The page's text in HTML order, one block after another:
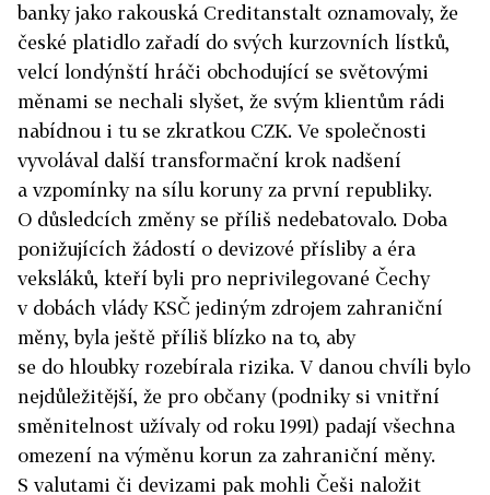
banky jako rakouská Creditanstalt oznamovaly, že
české platidlo zařadí do svých kurzovních lístků,
velcí londýnští hráči obchodující se světovými
měnami se nechali slyšet, že svým klientům rádi
nabídnou i tu se zkratkou CZK. Ve společnosti
vyvolával další transformační krok nadšení
a vzpomínky na sílu koruny za první republiky.
O důsledcích změny se příliš nedebatovalo. Doba
ponižujících žádostí o devizové přísliby a éra
veksláků, kteří byli pro neprivilegované Čechy
v dobách vlády KSČ jediným zdrojem zahraniční
měny, byla ještě příliš blízko na to, aby
se do hloubky rozebírala rizika. V danou chvíli bylo
nejdůležitější, že pro občany (podniky si vnitřní
směnitelnost užívaly od roku 1991) padají všechna
omezení na výměnu korun za zahraniční měny.
S valutami či devizami pak mohli Češi naložit